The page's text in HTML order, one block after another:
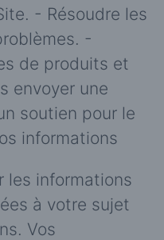
- Résoudre les
-
de produits et
envoyer une
soutien pour le
informations
les informations
à votre sujet
Vos